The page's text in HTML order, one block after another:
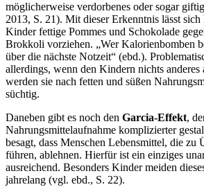
möglicherweise verdorbenes oder sogar
2013, S. 21). Mit dieser Erkenntnis lässt sich
Kinder fettige Pommes und Schokolade
Brokkoli vorziehen. „Wer Kalorienbomben
über die nächste Notzeit“ (ebd.).
allerdings, wenn den Kindern nichts anderes
werden sie nach fetten und süßen
süchtig.
Daneben gibt es noch den Garcia-Effekt,
Nahrungsmittelaufnahme komplizierter
besagt, dass Menschen Lebensmittel, die zu
führen, ablehnen. Hierfür ist ein einziges
ausreichend. Besonders Kinder meiden
jahrelang (vgl. ebd., S. 22).